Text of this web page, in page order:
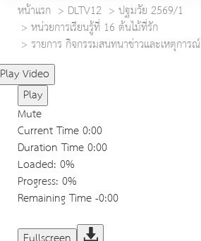
หน้าแรก DLTV12
ปฐมวัย 2569/1
หน่วยการเรียนรู้ที่ 16 ต้นไม้ที่รัก
รายการ กิจกรรมสนทนาข่าวและเหตุการณ์
Play Video
Play
Mute
Current Time0:00
Duration Time0:00
Loaded: 0%
Progress: 0%
Remaining Time-0:00